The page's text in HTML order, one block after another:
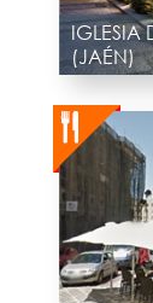
IGLESIA
(JAÉN)